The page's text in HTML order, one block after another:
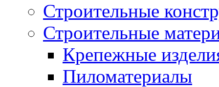
Строительные
Строительные
Крепежные
Пиломатериалы